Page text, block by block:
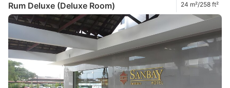
Rum Deluxe (Deluxe Room) 24 m²/258 ft²